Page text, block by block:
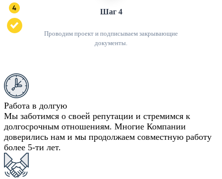
Шаг 4
Проводим проект и подписываем закрывающие
документы.
Работа в долгую
Мы заботимся о своей репутации и стремимся к
долгосрочным отношениям. Многие Компании
доверились нам и мы продолжаем совместную работу
более 5-ти лет.